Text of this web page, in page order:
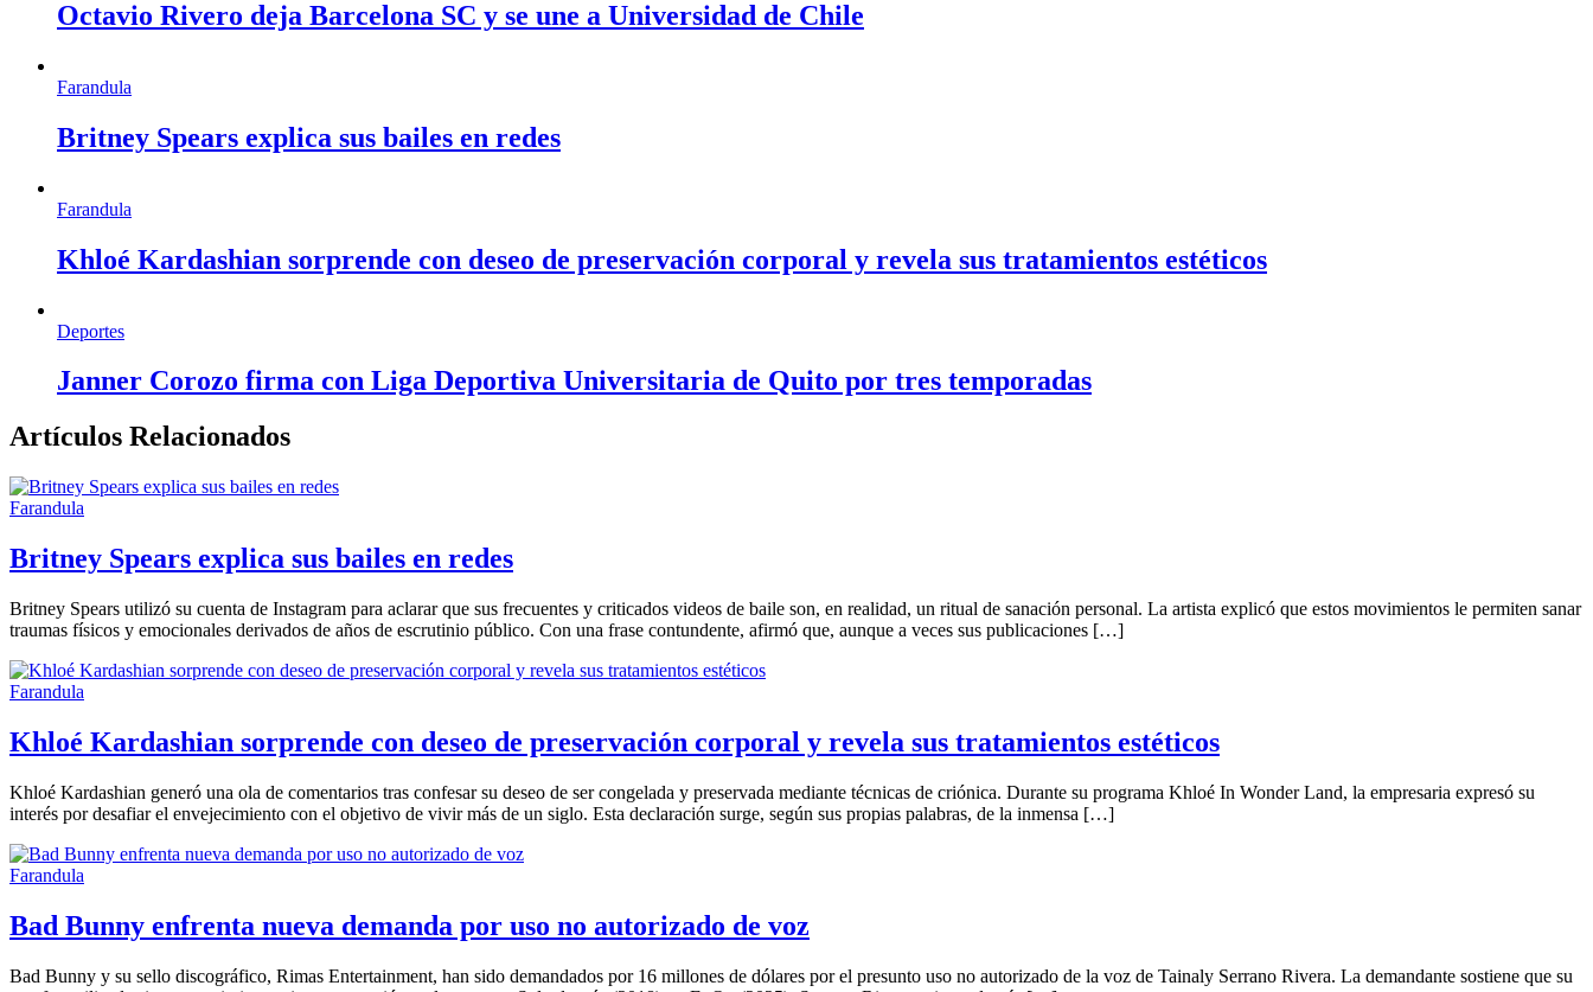
Octavio Rivero deja Barcelona SC y se une a Universidad de Chile
Farandula
Britney Spears explica sus bailes en redes
Farandula
Khloé Kardashian sorprende con deseo de preservación corporal y revela sus tratamientos estéticos
Deportes
Janner Corozo firma con Liga Deportiva Universitaria de Quito por tres temporadas
Artículos Relacionados
Farandula
Britney Spears explica sus bailes en redes
Britney Spears utilizó su cuenta de Instagram para aclarar que sus frecuentes y criticados videos de baile son, en realidad, un ritual de sanación personal. La artista explicó que estos movimientos le permiten sanar
traumas físicos y emocionales derivados de años de escrutinio público. Con una frase contundente, afirmó que, aunque a veces sus publicaciones […]
Farandula
Khloé Kardashian sorprende con deseo de preservación corporal y revela sus tratamientos estéticos
Khloé Kardashian generó una ola de comentarios tras confesar su deseo de ser congelada y preservada mediante técnicas de criónica. Durante su programa Khloé In Wonder Land, la empresaria expresó su
interés por desafiar el envejecimiento con el objetivo de vivir más de un siglo. Esta declaración surge, según sus propias palabras, de la inmensa […]
Farandula
Bad Bunny enfrenta nueva demanda por uso no autorizado de voz
Bad Bunny y su sello discográfico, Rimas Entertainment, han sido demandados por 16 millones de dólares por el presunto uso no autorizado de la voz de Tainaly Serrano Rivera. La demandante sostiene que su